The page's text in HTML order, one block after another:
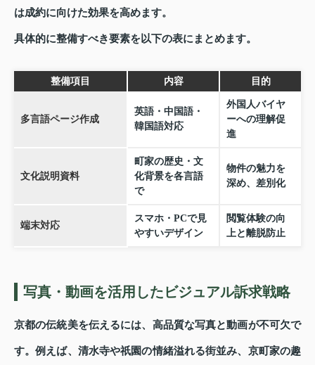
は成約に向けた効果を高めます。
具体的に整備すべき要素を以下の表にまとめます。
整備項目 内容 目的
多言語ページ作成
英語・中国語・
韓国語対応
外国人バイヤ
ーへの理解促
進
文化説明資料
町家の歴史・文
化背景を各言語
で
物件の魅力を
深め、差別化
端末対応
スマホ・PCで見
やすいデザイン
閲覧体験の向
上と離脱防止
写真・動画を活用したビジュアル訴求戦略
京都の伝統美を伝えるには、高品質な写真と動画が不可欠で
す。例えば、清水寺や祇園の情緒溢れる街並み、京町家の趣